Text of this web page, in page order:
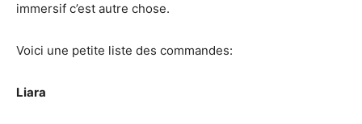
immersif c’est autre chose.
Voici une petite liste des commandes:
Liara